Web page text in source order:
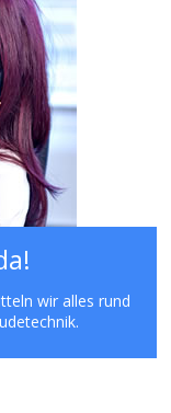
wir alles rund